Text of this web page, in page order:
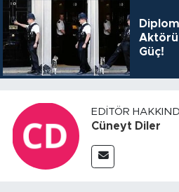
Güç!
EDITÖR
Cüneyt Diler